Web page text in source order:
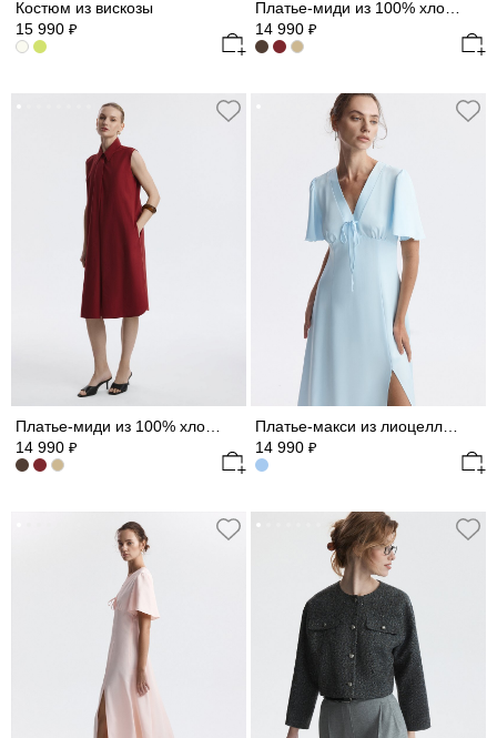
Костюм из вискозы
15 990 ₽
14 990 ₽
Платье-миди из 100% хлопка
14 990 ₽
Платье-макси из лиоцелла (Р158)
14 990 ₽